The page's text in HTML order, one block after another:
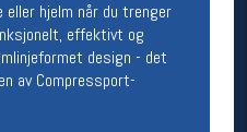
hjelm når du trenger
effektivt og
design - det
av Compressport-
11-18
11-16